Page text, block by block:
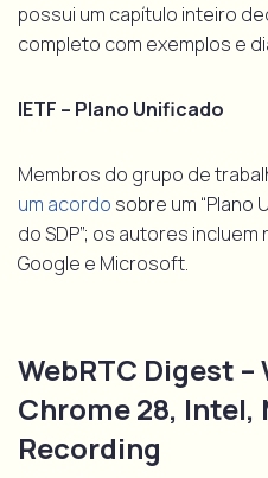
possui um capítulo inteiro
completo com exemplos e
IETF – Plano Unificado
Membros do grupo de
um acordo sobre um “Plano
do SDP”; os autores
Google e Microsoft.
WebRTC Digest –
Chrome 28,
Recording